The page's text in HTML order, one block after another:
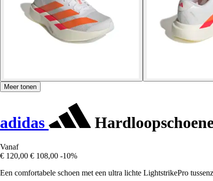
Meer tonen
adidas
Vanaf
€ 120,00 € 108,00 -10%
Een comfortabele schoen met een ultra lichte LightstrikePro